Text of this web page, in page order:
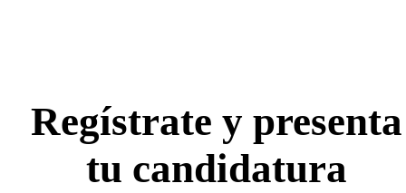
Regístrate y presenta
tu candidatura